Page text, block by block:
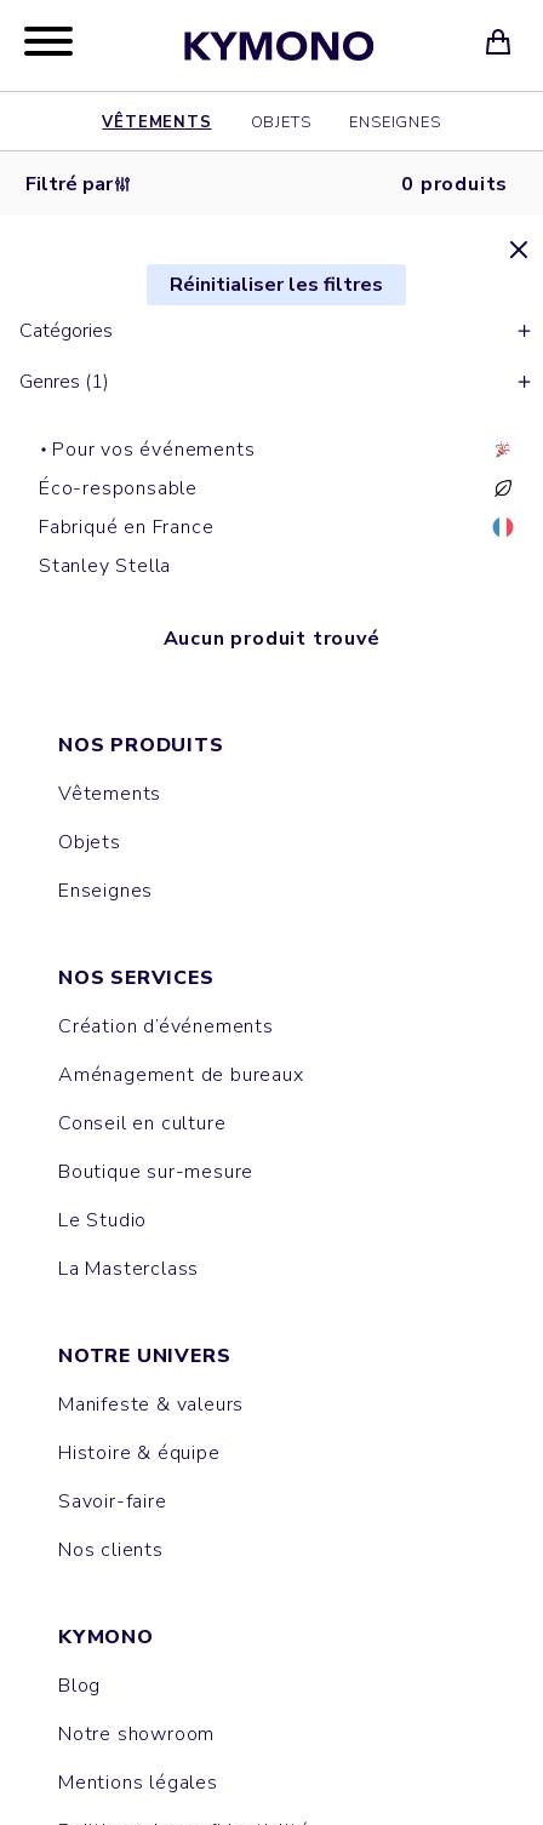
VÊTEMENTS OBJETS ENSEIGNES
Filtré par 0 produits
Réinitialiser les filtres
Catégories
Genres (1)
Pour vos événements
Éco-responsable
Fabriqué en France
Stanley Stella
Aucun produit trouvé
NOS PRODUITS
Vêtements
Objets
Enseignes
NOS SERVICES
Création d’événements
Aménagement de bureaux
Conseil en culture
Boutique sur-mesure
Le Studio
La Masterclass
NOTRE UNIVERS
Manifeste & valeurs
Histoire & équipe
Savoir-faire
Nos clients
KYMONO
Blog
Notre showroom
Mentions légales